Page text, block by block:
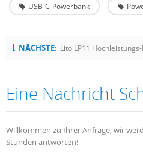
USB-C-Powerbank
NÄCHSTE:
Eine Nachricht
Willkommen zu Ihrer Anfrage, wir
Stunden antworten!